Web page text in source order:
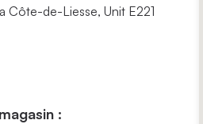
Côte-de-Liesse, Unit E221
: